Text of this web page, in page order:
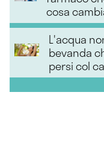
cosa
L'acqua
bevanda
persi col